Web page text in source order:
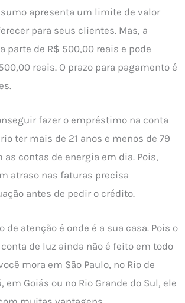
apresenta um limite de valor
para seus clientes. Mas, a
parte de R$ 500,00 reais e pode
reais. O prazo para pagamento é
fazer o empréstimo na conta
ter mais de 21 anos e menos de 79
as contas de energia em dia. Pois,
atraso nas faturas precisa
antes de pedir o crédito.
de atenção é onde é a sua casa. Pois o
de luz ainda não é feito em todo
mora em São Paulo, no Rio de
em Goiás ou no Rio Grande do Sul, ele